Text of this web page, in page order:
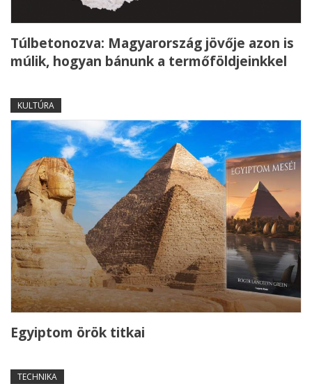
Túlbetonozva: Magyarország jövője azon is
múlik, hogyan bánunk a termőföldjeinkkel
KULTÚRA
Egyiptom örök titkai
TECHNIKA